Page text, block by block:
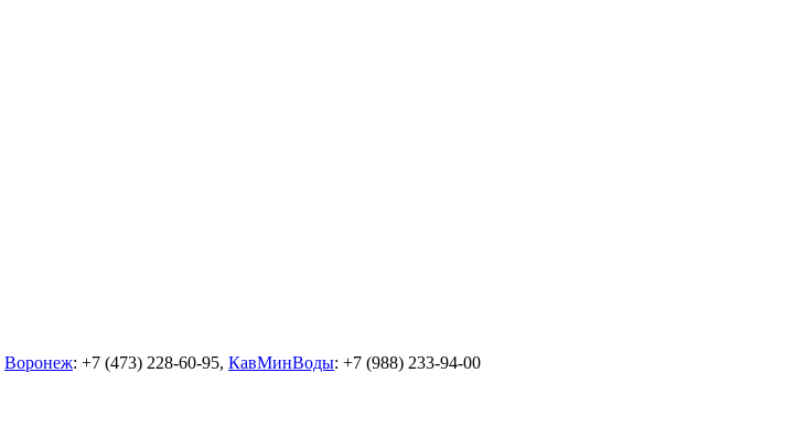
Воронеж: +7 (473) 228-60-95, КавМинВоды: +7 (988) 233-94-00